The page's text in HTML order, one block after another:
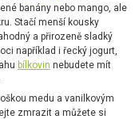
banány nebo mango, ale
Stačí menší kousky
a přirozeně sladký
například i řecký jogurt,
bílkovin nebudete mít
medu a vanilkovým
zmrazit a můžete si